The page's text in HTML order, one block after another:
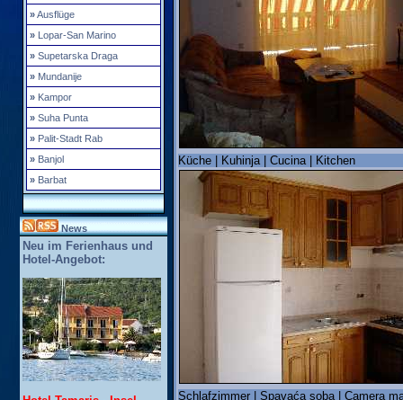
»Ausflüge
» Lopar-San Marino
» Supetarska Draga
» Mundanije
» Kampor
» Suha Punta
» Palit-Stadt Rab
» Banjol
» Barbat
News
Neu im Ferienhaus und
Hotel-Angebot:
Küche | Kuhinja | Cucina | Kitchen
Schlafzimmer | Spavaća soba | Camera